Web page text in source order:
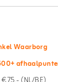
Waarborg